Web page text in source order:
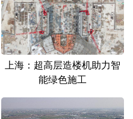
湖北 湖南
海南 重庆
西藏
上海：超高层造楼机助力智
能绿色施工